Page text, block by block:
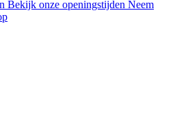
Bekijk onze openingstijden Neem